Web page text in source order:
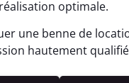
optimale.
une benne de
hautement